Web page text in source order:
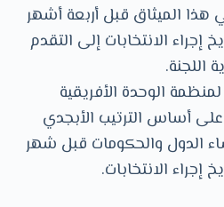
هذا الميثاق قبل أربعة أشهر
إجراء الانتخابات إلى التقدم
اللجنة.
الوحدة الأفريقية
أساس الترتيب الأبجدي
الدول والحكومات قبل شهر
إجراء الانتخابات.